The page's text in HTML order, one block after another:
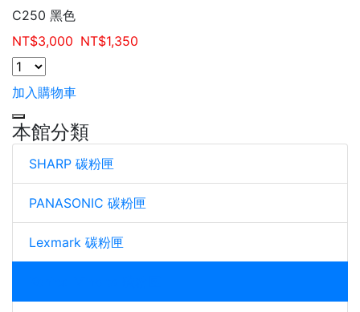
本館分類
SHARP 碳粉匣
PANASONIC 碳粉匣
Lexmark 碳粉匣
C250 黑色
NT$3,000 NT$1,350
加入購物車